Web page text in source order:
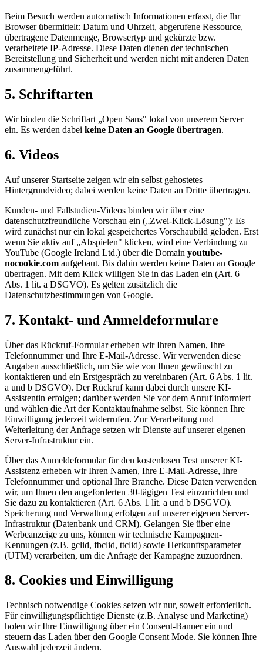
Beim Besuch werden automatisch Informationen erfasst, die Ihr
Browser übermittelt: Datum und Uhrzeit, abgerufene Ressource,
übertragene Datenmenge, Browsertyp und gekürzte bzw.
verarbeitete IP-Adresse. Diese Daten dienen der technischen
Bereitstellung und Sicherheit und werden nicht mit anderen Daten
zusammengeführt.
5. Schriftarten
Wir binden die Schriftart „Open Sans" lokal von unserem Server
ein. Es werden dabei keine Daten an Google übertragen.
6. Videos
Auf unserer Startseite zeigen wir ein selbst gehostetes
Hintergrundvideo; dabei werden keine Daten an Dritte übertragen.
Kunden- und Fallstudien-Videos binden wir über eine
datenschutzfreundliche Vorschau ein („Zwei-Klick-Lösung"): Es
wird zunächst nur ein lokal gespeichertes Vorschaubild geladen. Erst
wenn Sie aktiv auf „Abspielen" klicken, wird eine Verbindung zu
YouTube (Google Ireland Ltd.) über die Domain youtube-
nocookie.com aufgebaut. Bis dahin werden keine Daten an Google
übertragen. Mit dem Klick willigen Sie in das Laden ein (Art. 6
Abs. 1 lit. a DSGVO). Es gelten zusätzlich die
Datenschutzbestimmungen von Google.
7. Kontakt- und Anmeldeformulare
Über das Rückruf-Formular erheben wir Ihren Namen, Ihre
Telefonnummer und Ihre E-Mail-Adresse. Wir verwenden diese
Angaben ausschließlich, um Sie wie von Ihnen gewünscht zu
kontaktieren und ein Erstgespräch zu vereinbaren (Art. 6 Abs. 1 lit.
a und b DSGVO). Der Rückruf kann dabei durch unsere KI-
Assistentin erfolgen; darüber werden Sie vor dem Anruf informiert
und wählen die Art der Kontaktaufnahme selbst. Sie können Ihre
Einwilligung jederzeit widerrufen. Zur Verarbeitung und
Weiterleitung der Anfrage setzen wir Dienste auf unserer eigenen
Server-Infrastruktur ein.
Über das Anmeldeformular für den kostenlosen Test unserer KI-
Assistenz erheben wir Ihren Namen, Ihre E-Mail-Adresse, Ihre
Telefonnummer und optional Ihre Branche. Diese Daten verwenden
wir, um Ihnen den angeforderten 30-tägigen Test einzurichten und
Sie dazu zu kontaktieren (Art. 6 Abs. 1 lit. a und b DSGVO).
Speicherung und Verwaltung erfolgen auf unserer eigenen Server-
Infrastruktur (Datenbank und CRM). Gelangen Sie über eine
Werbeanzeige zu uns, können wir technische Kampagnen-
Kennungen (z.B. gclid, fbclid, ttclid) sowie Herkunftsparameter
(UTM) verarbeiten, um die Anfrage der Kampagne zuzuordnen.
8. Cookies und Einwilligung
Technisch notwendige Cookies setzen wir nur, soweit erforderlich.
Für einwilligungspflichtige Dienste (z.B. Analyse und Marketing)
holen wir Ihre Einwilligung über ein Consent-Banner ein und
steuern das Laden über den Google Consent Mode. Sie können Ihre
Auswahl jederzeit ändern.